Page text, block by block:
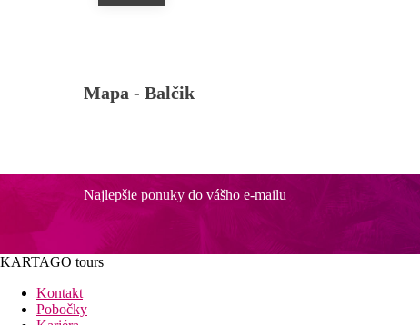
Mapa - Balčik
Najlepšie ponuky do vášho e-mailu
KARTAGO tours
Kontakt
Pobočky